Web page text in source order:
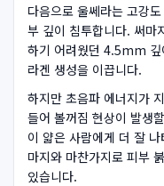
다음으로 울쎄라는 고강
부 깊이 침투합니다. 써마
하기 어려웠던 4.5mm 깊
라겐 생성을 이끕니다.
하지만 초음파 에너지가
들어 볼꺼짐 현상이 발생
이 얇은 사람에게 더 잘
마지와 마찬가지로 피부
있습니다.